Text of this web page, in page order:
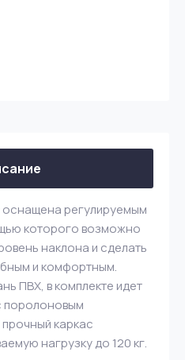
оснащена регулируемым
которого возможно
наклона и сделать
и комфортным.
ПВХ, в комплекте идет
поролоновым
каркас
нагрузку до 120 кг.